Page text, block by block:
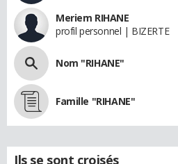
Meriem RIHANE
profil personnel | BIZERTE
Nom "RIHANE"
Famille "RIHANE"
Ils se sont croisés